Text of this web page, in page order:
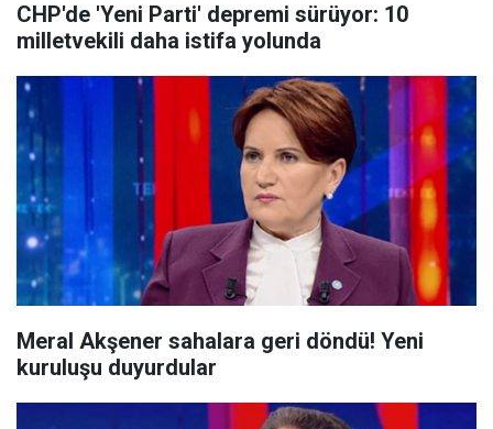
CHP'de 'Yeni Parti' depremi sürüyor: 10
milletvekili daha istifa yolunda
Meral Akşener sahalara geri döndü! Yeni
kuruluşu duyurdular